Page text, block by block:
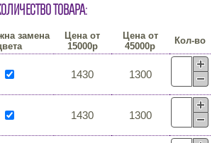
товара:
замена
Цена от
15000р
Цена от
45000р
Кол-во
1430 1300
1430 1300